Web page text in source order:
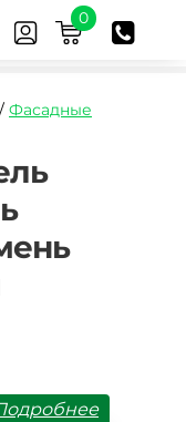
0
/ Фасадные
normal/